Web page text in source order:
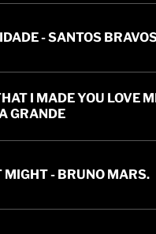
- SANTOS
I MADE YOU LOVE
GRANDE
MIGHT - BRUNO MARS.